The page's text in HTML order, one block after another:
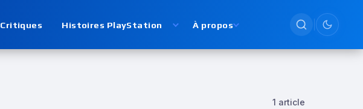
Critiques Histoires PlayStation À propos Passer
1 article